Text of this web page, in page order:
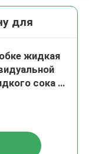
для
жидкая
сока и